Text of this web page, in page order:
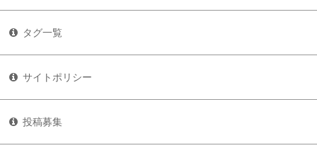
タグ一覧
サイトポリシー
投稿募集